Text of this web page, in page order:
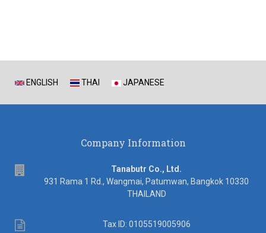
ENGLISH THAI JAPANESE
Company Information
Tanabutr Co., Ltd.
931 Rama 1 Rd., Wangmai, Patumwan, Bangkok 10330
THAILAND
Tax
Tax ID: 0105519005906